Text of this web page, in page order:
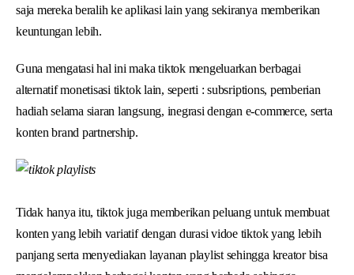
saja mereka beralih ke aplikasi lain yang sekiranya memberikan
keuntungan lebih.
Guna mengatasi hal ini maka tiktok mengeluarkan berbagai
alternatif monetisasi tiktok lain, seperti : subsriptions, pemberian
hadiah selama siaran langsung, inegrasi dengan e-commerce, serta
konten brand partnership.
Tidak hanya itu, tiktok juga memberikan peluang untuk membuat
konten yang lebih variatif dengan durasi vidoe tiktok yang lebih
panjang serta menyediakan layanan playlist sehingga kreator bisa